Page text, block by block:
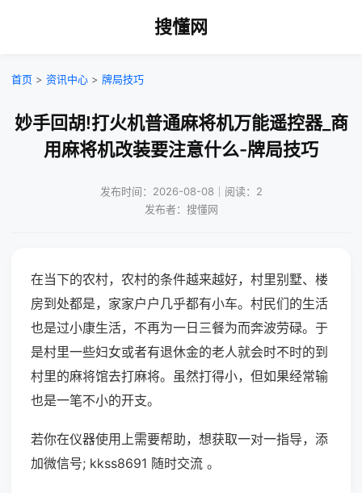
搜懂网
首页 > 资讯中心 > 牌局技巧
妙手回胡!打火机普通麻将机万能遥控器_商
用麻将机改装要注意什么-牌局技巧
发布时间：2026-08-08｜阅读：2
发布者：搜懂网
在当下的农村，农村的条件越来越好，村里别墅、楼
房到处都是，家家户户几乎都有小车。村民们的生活
也是过小康生活，不再为一日三餐为而奔波劳碌。于
是村里一些妇女或者有退休金的老人就会时不时的到
村里的麻将馆去打麻将。虽然打得小，但如果经常输
也是一笔不小的开支。
若你在仪器使用上需要帮助，想获取一对一指导，添
加微信号; kkss8691 随时交流 。